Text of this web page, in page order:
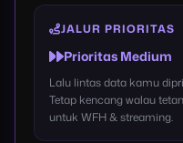
JALUR PRIORITAS
Prioritas Medium
Lalu lintas data kamu
Tetap kencang walau
untuk WFH & streaming.